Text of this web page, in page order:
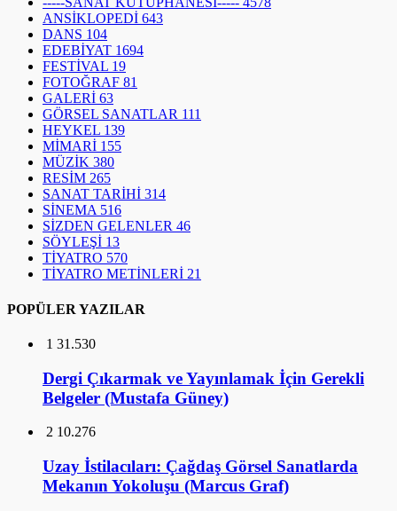
ANSİKLOPEDİ 643
DANS 104
EDEBİYAT 1694
FESTİVAL 19
FOTOĞRAF 81
GALERİ 63
GÖRSEL SANATLAR 111
HEYKEL 139
MİMARİ 155
MÜZİK 380
RESİM 265
SANAT TARİHİ 314
SİNEMA 516
SİZDEN GELENLER 46
SÖYLEŞİ 13
TİYATRO 570
TİYATRO METİNLERİ 21
POPÜLER YAZILAR
1 31.530
Dergi Çıkarmak ve Yayınlamak İçin Gerekli
Belgeler (Mustafa Güney)
2 10.276
Uzay İstilacıları: Çağdaş Görsel Sanatlarda
Mekanın Yokoluşu (Marcus Graf)